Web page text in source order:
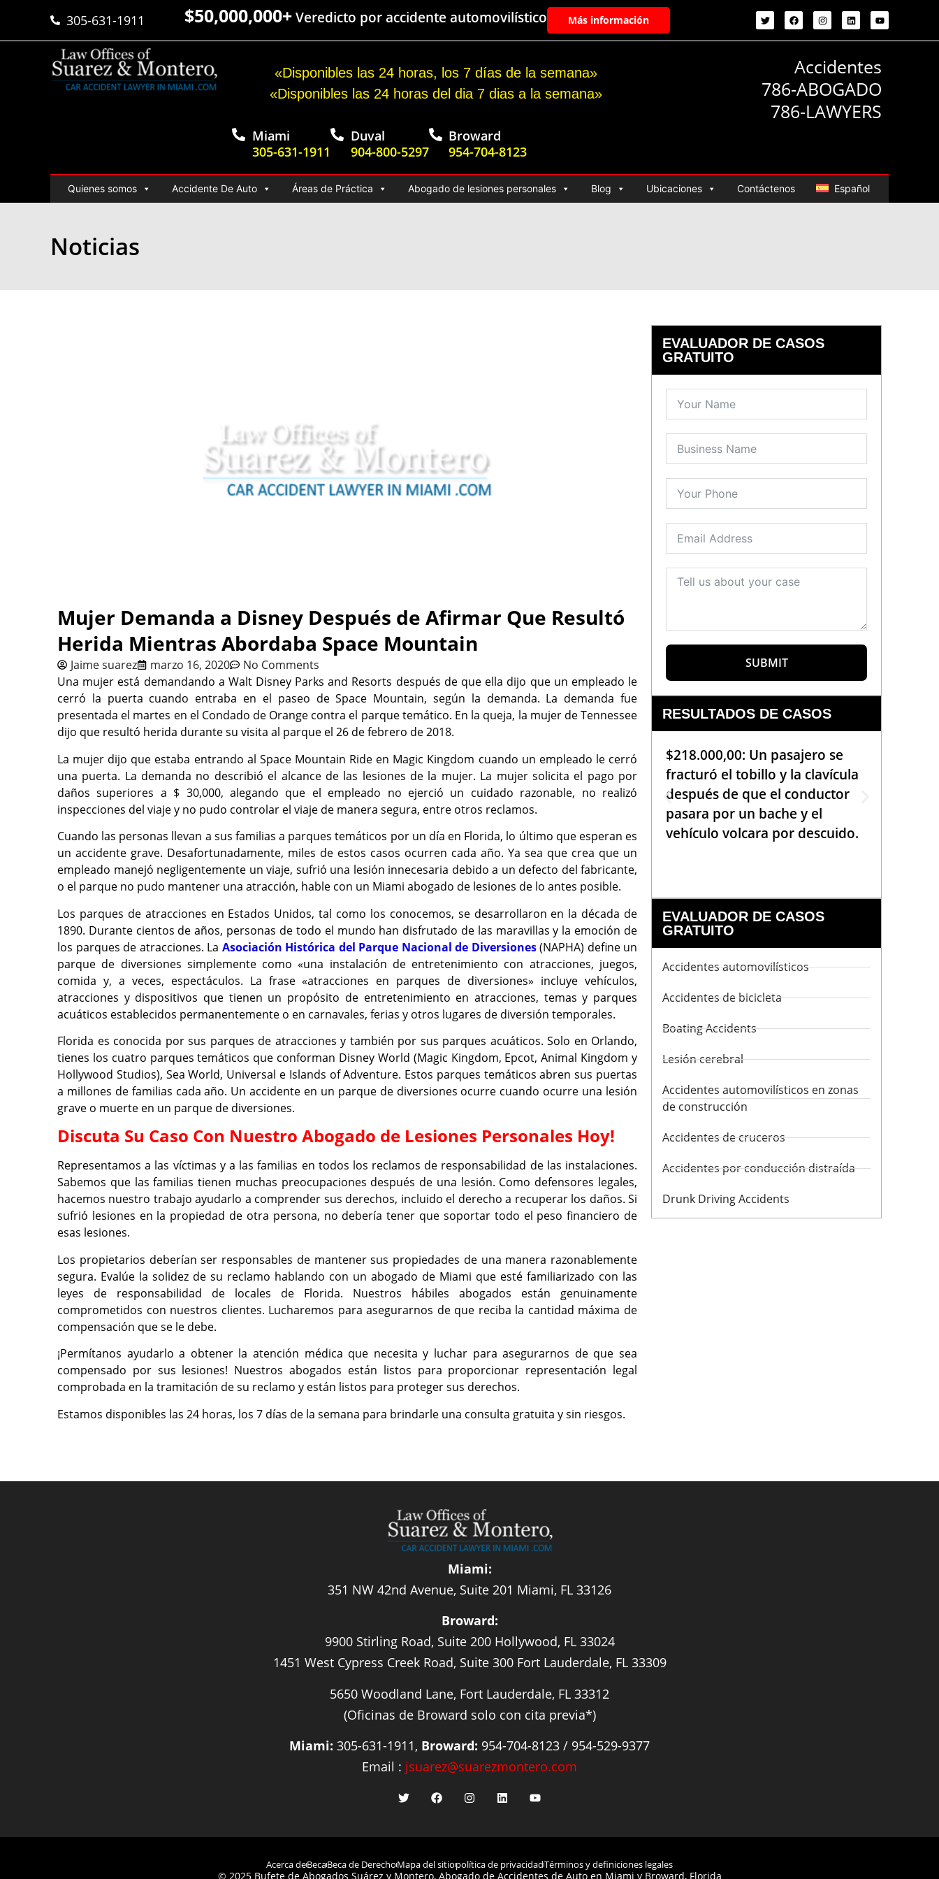
305-631-1911 $50,000,000+Veredicto por accidente automovilístico Más información
«Disponibles las 24 horas, los 7 días de la semana»
«Disponibles las 24 horas del dia 7 dias a la semana»
Miami
305-631-1911
Duval
904-800-5297
Broward
954-704-8123
Accidentes
786-ABOGADO
786-LAWYERS
Quienes somos Accidente De Auto Áreas de Práctica Abogado de lesiones personales Blog Ubicaciones Contáctenos Español
Noticias
Mujer Demanda a Disney Después de Afirmar Que Resultó
Herida Mientras Abordaba Space Mountain
Jaime suarez marzo 16, 2020
No Comments
Una mujer está demandando a Walt Disney Parks and Resorts después de que ella dijo que un empleado le
cerró la puerta cuando entraba en el paseo de Space Mountain, según la demanda. La demanda fue
presentada el martes en el Condado de Orange contra el parque temático. En la queja, la mujer de Tennessee
dijo que resultó herida durante su visita al parque el 26 de febrero de 2018.
La mujer dijo que estaba entrando al Space Mountain Ride en Magic Kingdom cuando un empleado le cerró
una puerta. La demanda no describió el alcance de las lesiones de la mujer. La mujer solicita el pago por
daños superiores a $ 30,000, alegando que el empleado no ejerció un cuidado razonable, no realizó
inspecciones del viaje y no pudo controlar el viaje de manera segura, entre otros reclamos.
Cuando las personas llevan a sus familias a parques temáticos por un día en Florida, lo último que esperan es
un accidente grave. Desafortunadamente, miles de estos casos ocurren cada año. Ya sea que crea que un
empleado manejó negligentemente un viaje, sufrió una lesión innecesaria debido a un defecto del fabricante,
o el parque no pudo mantener una atracción, hable con un Miami abogado de lesiones de lo antes posible.
Los parques de atracciones en Estados Unidos, tal como los conocemos, se desarrollaron en la década de
1890. Durante cientos de años, personas de todo el mundo han disfrutado de las maravillas y la emoción de
los parques de atracciones. La Asociación Histórica del Parque Nacional de Diversiones(NAPHA) define un
parque de diversiones simplemente como «una instalación de entretenimiento con atracciones, juegos,
comida y, a veces, espectáculos. La frase «atracciones en parques de diversiones» incluye vehículos,
atracciones y dispositivos que tienen un propósito de entretenimiento en atracciones, temas y parques
acuáticos establecidos permanentemente o en carnavales, ferias y otros lugares de diversión temporales.
Florida es conocida por sus parques de atracciones y también por sus parques acuáticos. Solo en Orlando,
tienes los cuatro parques temáticos que conforman Disney World (Magic Kingdom, Epcot, Animal Kingdom y
Hollywood Studios), Sea World, Universal e Islands of Adventure. Estos parques temáticos abren sus puertas
a millones de familias cada año. Un accidente en un parque de diversiones ocurre cuando ocurre una lesión
grave o muerte en un parque de diversiones.
Discuta Su Caso Con Nuestro Abogado de Lesiones Personales Hoy!
Representamos a las víctimas y a las familias en todos los reclamos de responsabilidad de las instalaciones.
Sabemos que las familias tienen muchas preocupaciones después de una lesión. Como defensores legales,
hacemos nuestro trabajo ayudarlo a comprender sus derechos, incluido el derecho a recuperar los daños. Si
sufrió lesiones en la propiedad de otra persona, no debería tener que soportar todo el peso financiero de
esas lesiones.
Los propietarios deberían ser responsables de mantener sus propiedades de una manera razonablemente
segura. Evalúe la solidez de su reclamo hablando con un abogado de Miami que esté familiarizado con las
leyes de responsabilidad de locales de Florida. Nuestros hábiles abogados están genuinamente
comprometidos con nuestros clientes. Lucharemos para asegurarnos de que reciba la cantidad máxima de
compensación que se le debe.
¡Permítanos ayudarlo a obtener la atención médica que necesita y luchar para asegurarnos de que sea
compensado por sus lesiones! Nuestros abogados están listos para proporcionar representación legal
comprobada en la tramitación de su reclamo y están listos para proteger sus derechos.
Estamos disponibles las 24 horas, los 7 días de la semana para brindarle una consulta gratuita y sin riesgos.
EVALUADOR DE CASOS
GRATUITO
SUBMIT
RESULTADOS DE CASOS
$218.000,00: Un pasajero se
fracturó el tobillo y la clavícula
después de que el conductor
pasara por un bache y el
vehículo volcara por descuido.
EVALUADOR DE CASOS
GRATUITO
Accidentes automovilísticos
Accidentes de bicicleta
Boating Accidents
Lesión cerebral
Accidentes automovilísticos en zonas
de construcción
Accidentes de cruceros
Accidentes por conducción distraída
Drunk Driving Accidents
Miami:
351 NW 42nd Avenue, Suite 201 Miami, FL 33126
Broward:
9900 Stirling Road, Suite 200 Hollywood, FL 33024
1451 West Cypress Creek Road, Suite 300 Fort Lauderdale, FL 33309
5650 Woodland Lane, Fort Lauderdale, FL 33312
(Oficinas de Broward solo con cita previa*)
Miami: 305-631-1911, Broward: 954-704-8123 / 954-529-9377
Email : jsuarez@suarezmontero.com
Acerca deBecaBeca de DerechoMapa del sitiopolítica de privacidadTérminos y definiciones legales
© 2025 Bufete de Abogados Suárez y Montero, Abogado de Accidentes de Auto en Miami y Broward, Florida